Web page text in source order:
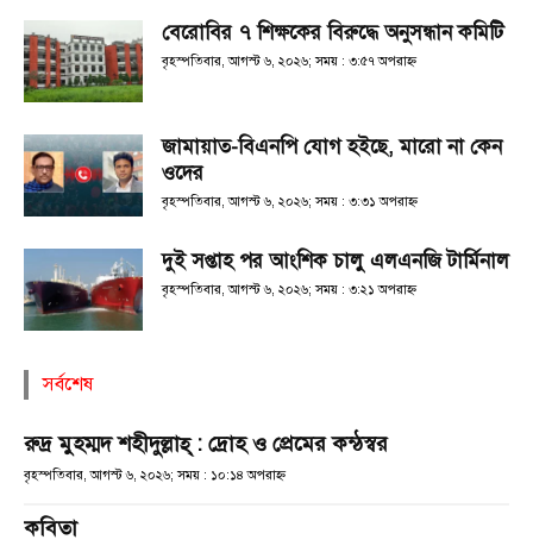
বেরোবির ৭ শিক্ষকের বিরুদ্ধে অনুসন্ধান কমিটি
বৃহস্পতিবার, আগস্ট ৬, ২০২৬; সময় : ৩:৫৭ অপরাহ্ণ
জামায়াত-বিএনপি যোগ হইছে, মারো না কেন
ওদের
বৃহস্পতিবার, আগস্ট ৬, ২০২৬; সময় : ৩:৩১ অপরাহ্ণ
দুই সপ্তাহ পর আংশিক চালু এলএনজি টার্মিনাল
বৃহস্পতিবার, আগস্ট ৬, ২০২৬; সময় : ৩:২১ অপরাহ্ণ
সর্বশেষ
রুদ্র মুহম্মদ শহীদুল্লাহ্ : দ্রোহ ও প্রেমের কন্ঠস্বর
বৃহস্পতিবার, আগস্ট ৬, ২০২৬; সময় : ১০:১৪ অপরাহ্ণ
কবিতা